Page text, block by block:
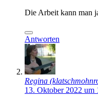
Die Arbeit kann man
Antworten
Regina
13. Oktober 2022 um